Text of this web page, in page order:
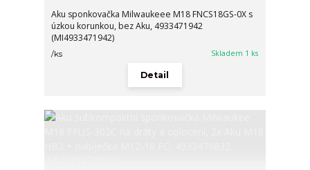
Aku sponkovačka Milwaukeee M18 FNCS18GS-0X s
úzkou korunkou, bez Aku, 4933471942
(MI4933471942)
/ks Skladem 1 ks
Detail